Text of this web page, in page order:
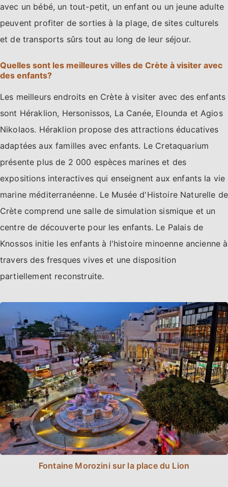
avec un bébé, un tout-petit, un enfant ou un jeune adulte
peuvent profiter de sorties à la plage, de sites culturels
et de transports sûrs tout au long de leur séjour.
Quelles sont les meilleures villes de Crète à visiter avec
des enfants?
Les meilleurs endroits en Crète à visiter avec des enfants
sont Héraklion, Hersonissos, La Canée, Elounda et Agios
Nikolaos. Héraklion propose des attractions éducatives
adaptées aux familles avec enfants. Le Cretaquarium
présente plus de 2 000 espèces marines et des
expositions interactives qui enseignent aux enfants la vie
marine méditerranéenne. Le Musée d'Histoire Naturelle de
Crète comprend une salle de simulation sismique et un
centre de découverte pour les enfants. Le Palais de
Knossos initie les enfants à l'histoire minoenne ancienne à
travers des fresques vives et une disposition
partiellement reconstruite.
Fontaine Morozini sur la place du Lion